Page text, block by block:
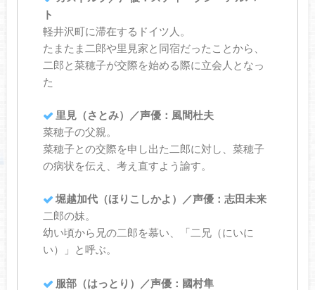
ト
軽井沢町に滞在するドイツ人。
たまたま二郎や里見家と同宿だったことから、
二郎と菜穂子が交際を始める際に立会人となっ
た
里見（さとみ）／声優：風間杜夫
菜穂子の父親。
菜穂子との交際を申し出た二郎に対し、菜穂子
の病状を伝え、考え直すよう諭す。
堀越加代（ほりこしかよ）／声優：志田未来
二郎の妹。
幼い頃から兄の二郎を慕い、「二兄（にいに
い）」と呼ぶ。
服部（はっとり）／声優：國村隼